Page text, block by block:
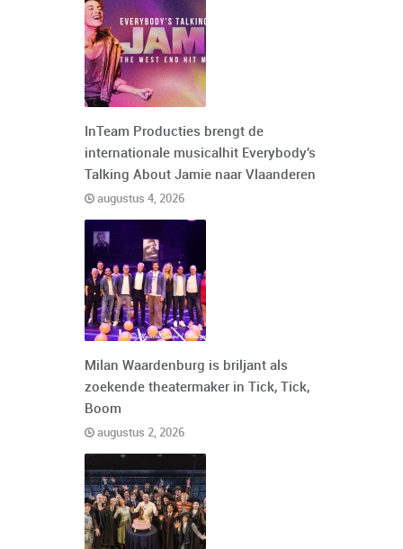
InTeam Producties brengt de
internationale musicalhit Everybody's
Talking About Jamie naar Vlaanderen
augustus 4, 2026
Milan Waardenburg is briljant als
zoekende theatermaker in Tick, Tick,
Boom
augustus 2, 2026